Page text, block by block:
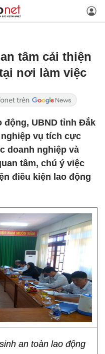
tâm cải thiện
nơi làm việc
động, UBND tỉnh Đắk
vụ tích cực
doanh nghiệp và
tâm, chú ý việc
điều kiện lao động
an toàn lao động